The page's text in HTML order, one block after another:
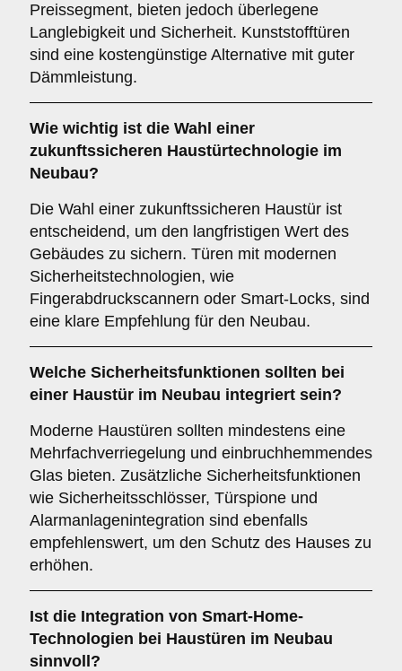
Preissegment, bieten jedoch überlegene
Langlebigkeit und Sicherheit. Kunststofftüren
sind eine kostengünstige Alternative mit guter
Dämmleistung.
Wie wichtig ist die Wahl einer
zukunftssicheren Haustürtechnologie im
Neubau?
Die Wahl einer zukunftssicheren Haustür ist
entscheidend, um den langfristigen Wert des
Gebäudes zu sichern. Türen mit modernen
Sicherheitstechnologien, wie
Fingerabdruckscannern oder Smart-Locks, sind
eine klare Empfehlung für den Neubau.
Welche Sicherheitsfunktionen sollten bei
einer Haustür im Neubau integriert sein?
Moderne Haustüren sollten mindestens eine
Mehrfachverriegelung und einbruchhemmendes
Glas bieten. Zusätzliche Sicherheitsfunktionen
wie Sicherheitsschlösser, Türspione und
Alarmanlagenintegration sind ebenfalls
empfehlenswert, um den Schutz des Hauses zu
erhöhen.
Ist die Integration von Smart-Home-
Technologien bei Haustüren im Neubau
sinnvoll?